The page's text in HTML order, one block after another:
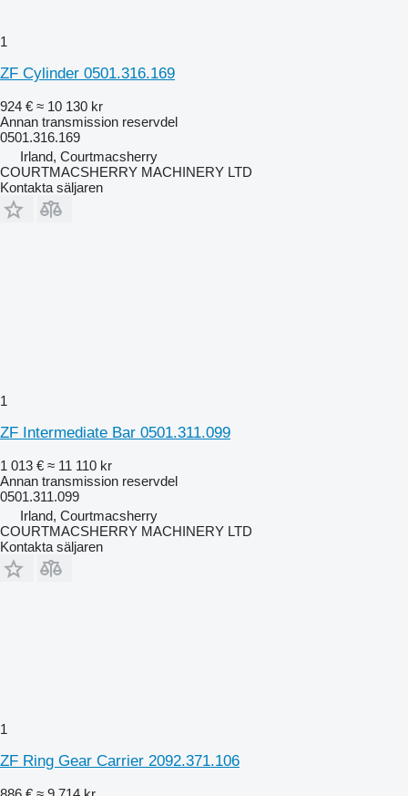
1
ZF Cylinder 0501.316.169
924 € ≈ 10 130 kr
Annan transmission reservdel
0501.316.169
Irland, Courtmacsherry
COURTMACSHERRY MACHINERY LTD
Kontakta säljaren
1
ZF Intermediate Bar 0501.311.099
1 013 € ≈ 11 110 kr
Annan transmission reservdel
0501.311.099
Irland, Courtmacsherry
COURTMACSHERRY MACHINERY LTD
Kontakta säljaren
1
ZF Ring Gear Carrier 2092.371.106